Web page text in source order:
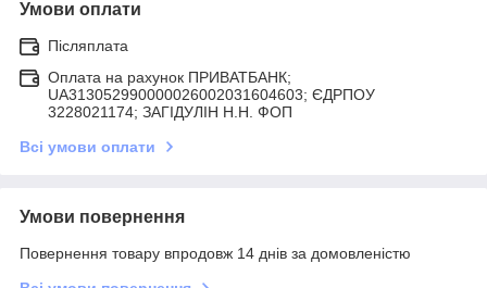
Умови оплати
Післяплата
Оплата на рахунок ПРИВАТБАНК;
UA313052990000026002031604603; ЄДРПОУ
3228021174; ЗАГIДУЛIН Н.Н. ФОП
Всі умови оплати
Умови повернення
Повернення товару впродовж 14 днів за домовленістю